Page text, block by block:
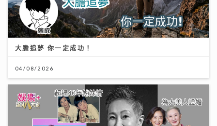
大膽追夢 你一定成功！
04/08/2026